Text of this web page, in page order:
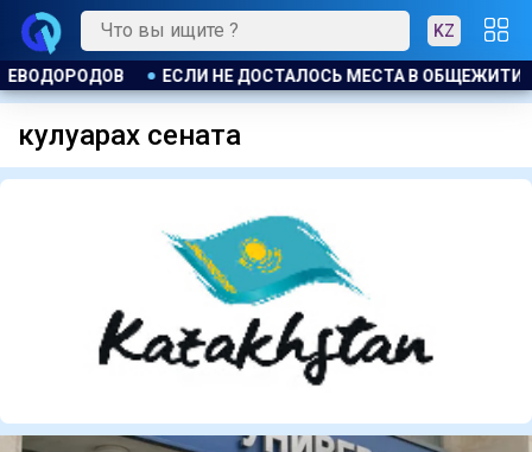
KZ
АЛМАТЫ ЗАРАБОТАЛ СИТУАЦИОННЫЙ ЦЕНТР ДЛЯ
кулуарах сената